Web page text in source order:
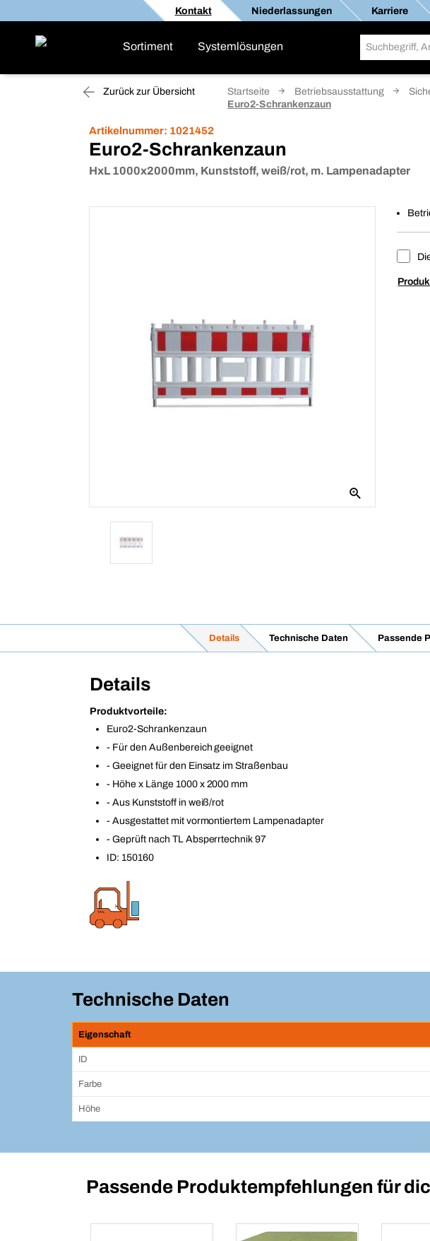
Kontakt Niederlassungen Karriere
Sortiment Systemlösungen
Zurück zur Übersicht Startseite Betriebsausstattung
Euro2-Schrankenzaun
Artikelnummer: 1021452
Euro2-Schrankenzaun
HxL 1000x2000mm, Kunststoff, weiß/rot, m. Lampenadapter
Details Technische Daten Passende
Details
Produktvorteile:
Euro2-Schrankenzaun
- Für den Außenbereich geeignet
- Geeignet für den Einsatz im Straßenbau
- Höhe x Länge 1000 x 2000 mm
- Aus Kunststoff in weiß/rot
- Ausgestattet mit vormontiertem Lampenadapter
- Geprüft nach TL Absperrtechnik 97
ID: 150160
Technische Daten
Eigenschaft
ID
Farbe
Höhe
Passende Produktempfehlungen für